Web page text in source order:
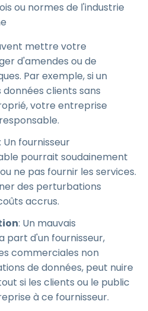
ou normes de l'industrie
mettre votre
d'amendes ou de
Par exemple, si un
clients sans
votre entreprise
: Un fournisseur
pourrait soudainement
ne pas fournir les services.
des perturbations
accrus.
: Un mauvais
d'un fournisseur,
commerciales non
de données, peut nuire
si les clients ou le public
à ce fournisseur.